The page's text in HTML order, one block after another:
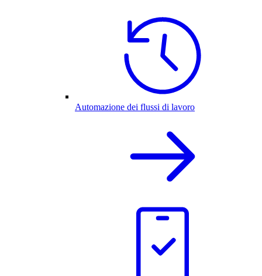
Automazione dei flussi di lavoro